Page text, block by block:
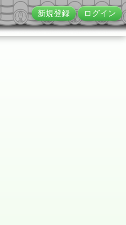
新規登録 ログイン